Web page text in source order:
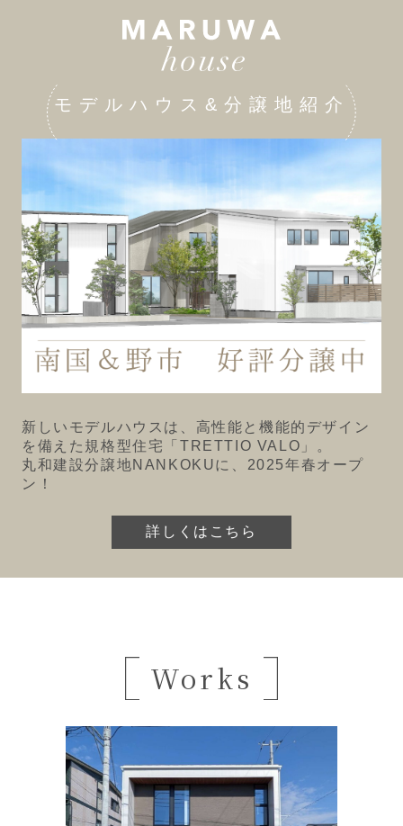
モデルハウス&分譲地紹介
新しいモデルハウスは、高性能と機能的デザイン
を備えた規格型住宅「TRETTIO VALO」。
丸和建設分譲地NANKOKUに、2025年春オープ
ン！
詳しくはこちら
Works